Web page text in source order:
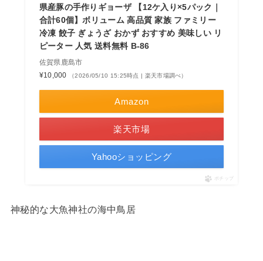
県産豚の手作りギョーザ 【12ケ入り×5パック｜
合計60個】ボリューム 高品質 家族 ファミリー
冷凍 餃子 ぎょうざ おかず おすすめ 美味しい リ
ピーター 人気 送料無料 B-86
佐賀県鹿島市
¥10,000
（2026/05/10 15:25時点 | 楽天市場調べ）
Amazon
楽天市場
Yahooショッピング
ポチップ
神秘的な大魚神社の海中鳥居